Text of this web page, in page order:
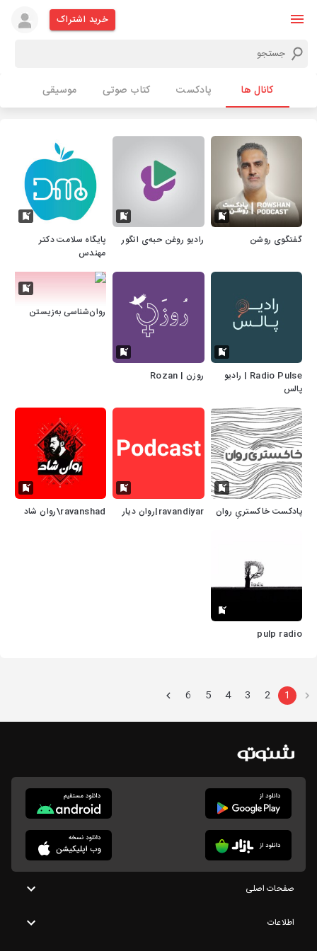
خرید اشتراک
کانال ها پادکست کتاب صوتی موسیقی
گفتگوی روشن رادیو روغن حبه‌ی انگور
پایگاه سلامت دکتر
مهندس
Radio Pulse | رادیو
پالس
روزن | Rozan
روان‌شناسی به‌زیستن
پادکست خاکستریِ روان ravandiyar|روان دیار ravanshad\روان شاد
pulp radio
1
2
3
4
5
6
صفحات اصلی
اطلاعات